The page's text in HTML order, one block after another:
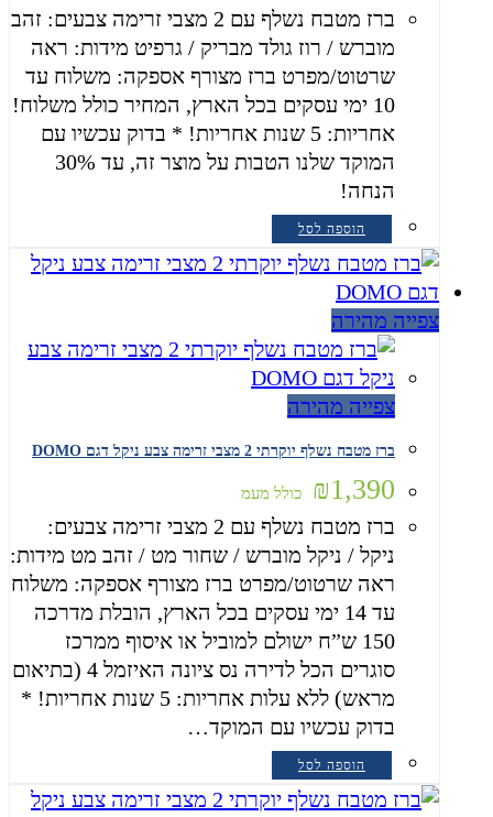
ברז מטבח נשלף עם 2 מצבי זרימה צבעים: זהב
מוברש / רוז גולד מבריק / גרפיט מידות: ראה
שרטוט/מפרט ברז מצורף אספקה: משלוח עד
10 ימי עסקים בכל הארץ, המחיר כולל משלוח!
אחריות: 5 שנות אחריות! * בדוק עכשיו עם
המוקד שלנו הטבות על מוצר זה, עד 30%
הנחה!
הוספה לסל
צפייה מהירה
צפייה מהירה
ברז מטבח נשלף יוקרתי 2 מצבי זרימה צבע ניקל דגם DOMO
₪1,390 כולל מעמ
ברז מטבח נשלף עם 2 מצבי זרימה צבעים:
ניקל / ניקל מוברש / שחור מט / זהב מט מידות:
ראה שרטוט/מפרט ברז מצורף אספקה: משלוח
עד 14 ימי עסקים בכל הארץ, הובלת מדרכה
150 ש”ח ישולם למוביל או איסוף ממרכז
סוגרים הכל לדירה נס ציונה האיזמל 4 (בתיאום
מראש) ללא עלות אחריות: 5 שנות אחריות! *
בדוק עכשיו עם המוקד…
הוספה לסל